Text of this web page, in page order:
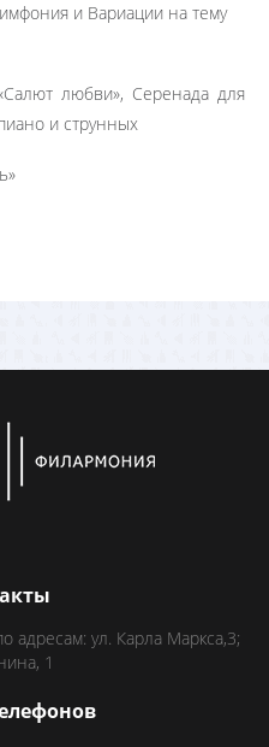
и Вариации на тему
любви», Серенада для
и струнных
адресам: ул. Карла Маркса,3;
1